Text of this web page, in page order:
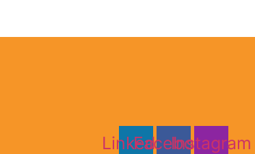
Linkedin
Facebook
Instagram